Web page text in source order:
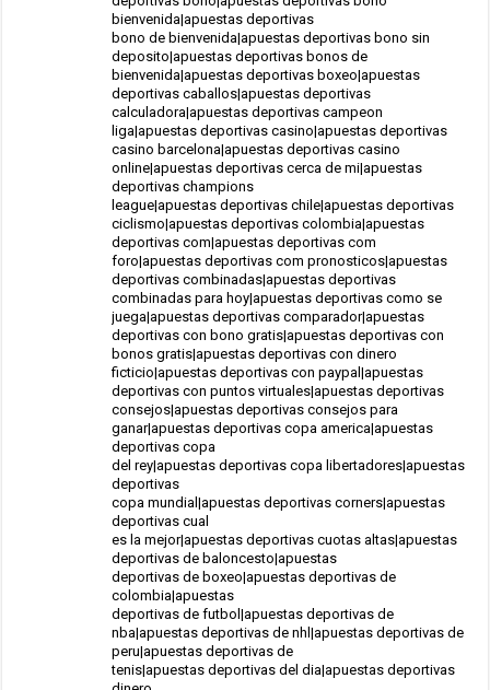
bienvenida|apuestas deportivas
bono de bienvenida|apuestas deportivas bono sin
deposito|apuestas deportivas bonos de
bienvenida|apuestas deportivas boxeo|apuestas
deportivas caballos|apuestas deportivas
calculadora|apuestas deportivas campeon
liga|apuestas deportivas casino|apuestas deportivas
casino barcelona|apuestas deportivas casino
online|apuestas deportivas cerca de mi|apuestas
deportivas champions
league|apuestas deportivas chile|apuestas deportivas
ciclismo|apuestas deportivas colombia|apuestas
deportivas com|apuestas deportivas com
foro|apuestas deportivas com pronosticos|apuestas
deportivas combinadas|apuestas deportivas
combinadas para hoy|apuestas deportivas como se
juega|apuestas deportivas comparador|apuestas
deportivas con bono gratis|apuestas deportivas con
bonos gratis|apuestas deportivas con dinero
ficticio|apuestas deportivas con paypal|apuestas
deportivas con puntos virtuales|apuestas deportivas
consejos|apuestas deportivas consejos para
ganar|apuestas deportivas copa america|apuestas
deportivas copa
del rey|apuestas deportivas copa libertadores|apuestas
deportivas
copa mundial|apuestas deportivas corners|apuestas
deportivas cual
es la mejor|apuestas deportivas cuotas altas|apuestas
deportivas de baloncesto|apuestas
deportivas de boxeo|apuestas deportivas de
colombia|apuestas
deportivas de futbol|apuestas deportivas de
nba|apuestas deportivas de nhl|apuestas deportivas de
peru|apuestas deportivas de
tenis|apuestas deportivas del dia|apuestas deportivas